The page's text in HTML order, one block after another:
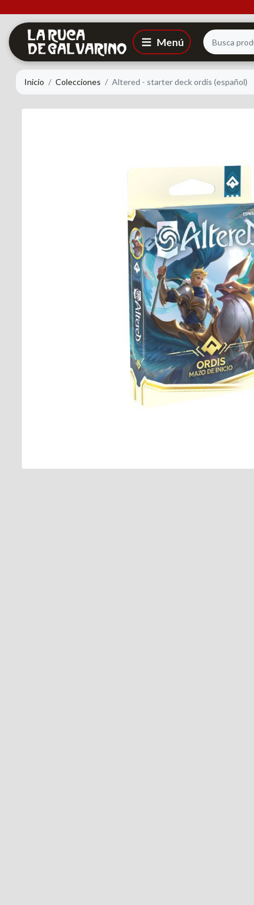
Inicio Colecciones Altered - starter deck ordis (español)